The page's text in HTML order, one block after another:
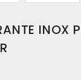
INOX